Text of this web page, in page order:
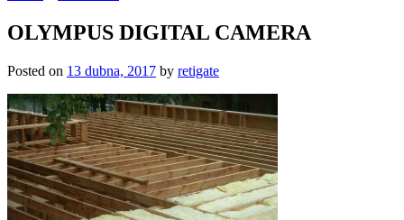
OLYMPUS DIGITAL CAMERA
Posted on 13 dubna, 2017 by retigate